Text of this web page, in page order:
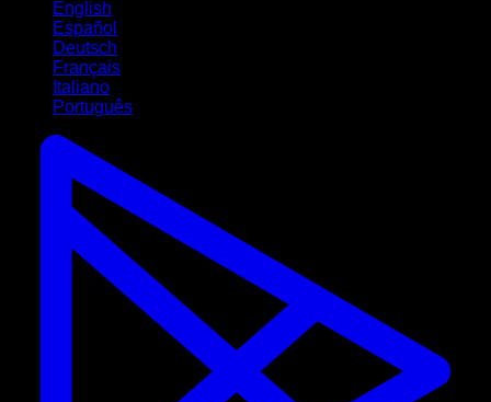
English
Español
Deutsch
Français
Italiano
Português